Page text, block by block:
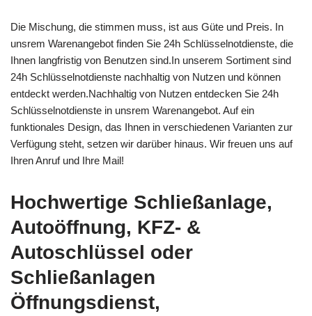
Die Mischung, die stimmen muss, ist aus Güte und Preis. In
unsrem Warenangebot finden Sie 24h Schlüsselnotdienste, die
Ihnen langfristig von Benutzen sind.In unserem Sortiment sind
24h Schlüsselnotdienste nachhaltig von Nutzen und können
entdeckt werden.Nachhaltig von Nutzen entdecken Sie 24h
Schlüsselnotdienste in unsrem Warenangebot. Auf ein
funktionales Design, das Ihnen in verschiedenen Varianten zur
Verfügung steht, setzen wir darüber hinaus. Wir freuen uns auf
Ihren Anruf und Ihre Mail!
Hochwertige Schließanlage,
Autoöffnung, KFZ- &
Autoschlüssel oder
Schließanlagen
Öffnungsdienst,